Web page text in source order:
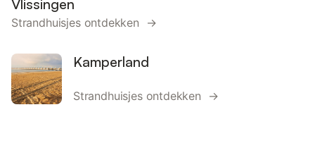
Vlissingen
Strandhuisjes ontdekken →
Kamperland
Strandhuisjes ontdekken →